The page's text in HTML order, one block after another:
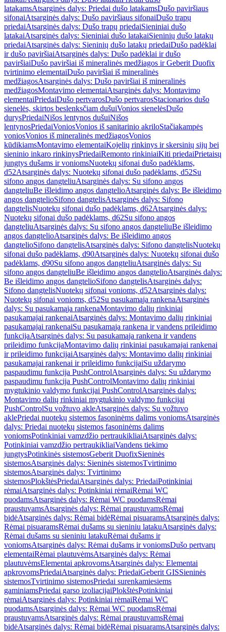
latakamsAtsarginės dalys: Priedai dušo latakamsDušo paviršiaus
sifonaiAtsarginės dalys: Dušo paviršiaus sifonaiDušo trapų
priedaiAtsarginės dalys: Dušo trapų priedaiSieniniai dušo
latakaiAtsarginės dalys: Sieniniai dušo latakaiSieninių dušo latakų
priedaiAtsarginės dalys: Sieninių dušo latakų priedaiDušo padėklai
ir dušo paviršiaiAtsarginės dalys: Dušo padėklai ir dušo
paviršiaiDušo paviršiai iš mineralinės medžiagos ir Geberit Duofix
tvirtinimo elementaiDušo paviršiai iš mineralinės
medžiagosAtsarginės dalys: Dušo paviršiai iš mineralinės
medžiagosMontavimo elementaiAtsarginės dalys: Montavimo
elementaiPriedaiDušo pertvarosDušo pertvarosStacionarios dušo
sienelės, skirtos beslenksčiam dušuiVonios sienelėsDušo
durysPriedaiNišos lentynos dušuiNišos
lentynosPriedaiVoniosVonios iš sanitarinio akriloStačiakampės
voniosVonios iš mineralinės medžiagosVonios
kūdikiamsMontavimo elementaiKojelių rinkinys ir skersinių sijų bei
sieninio inkaro rinkinysPriedaiRemonto rinkiniaiKiti priedaiPrietaisų
jungtys dušams ir voniomsNuotekų sifonai dušo padėklams,
d52Atsarginės dalys: Nuotekų sifonai dušo padėklams, d52Su
sifono angos dangteliuAtsarginės dalys: Su sifono angos
dangteliuBe išleidimo angos dangtelioAtsarginės dalys: Be išleidimo
angos dangtelioSifono dangtelisAtsarginės dalys: Sifono
dangtelisNuotekų sifonai dušo padėklams, d62Atsarginės dalys:
Nuotekų sifonai dušo padėklams, d62Su sifono angos
dangteliuAtsarginės dalys: Su sifono angos dangteliuBe išleidimo
angos dangtelioAtsarginės dalys: Be išleidimo angos
dangtelioSifono dangtelisAtsarginės dalys: Sifono dangtelisNuotekų
sifonai dušo padėklams, d90Atsarginės dalys: Nuotekų sifonai dušo
padėklams, d90Su sifono angos dangteliuAtsarginės dalys: Su
sifono angos dangteliuBe išleidimo angos dangtelioAtsarginės dalys:
Be išleidimo angos dangtelioSifono dangtelisAtsarginės dalys:
Sifono dangtelisNuotekų sifonai vonioms, d52Atsarginės dalys:
Nuotekų sifonai vonioms, d52Su pasukamąja rankenaAtsarginės
dalys: Su pasukamąja rankenaMontavimo dalių rinkiniai
pasukamajai rankenaiAtsarginės dalys: Montavimo dalių rinkiniai
pasukamajai rankenaiSu pasukamąja rankena ir vandens prileidimo
funkcijaAtsarginės dalys: Su pasukamąja rankena ir vandens
prileidimo funkcijaMontavimo dalių rinkiniai pasukamajai rankenai
ir prileidimo funkcijaiAtsarginės dalys: Montavimo dalių rinkiniai
pasukamajai rankenai ir prileidimo funkcijaiSu uždarymo
paspaudimu funkcija PushControlAtsarginės dalys: Su uždarymo
paspaudimu funkcija PushControlMontavimo dalių rinkiniai
mygtukinio valdymo funkcijai PushControlAtsarginės dalys:
Montavimo dalių rinkiniai mygtukinio valdymo funkcijai
PushControlSu vožtuvo akleAtsarginės dalys: Su vožtuvo
aklePriedai nuotekų sistemos fasoninėms dalims voniomsAtsarginės
dalys: Priedai nuotekų sistemos fasoninėms dalims
voniomsPotinkiniai vamzdžio pertraukikliaiAtsarginės dalys:
Potinkiniai vamzdžio pertraukikliaiVandens tiekimo
jungtysPotinkinės sistemosGeberit DuofixSieninės
sistemosAtsarginės dalys: Sieninės sistemosTvirtinimo
sistemosAtsarginės dalys: Tvirtinimo
sistemosPlokštėsPriedaiAtsarginės dalys: PriedaiPotinkiniai
rėmaiAtsarginės dalys: Potinkiniai rėmaiRėmai WC
puodamsAtsarginės dalys: Rėmai WC puodamsRėmai
praustuvamsAtsarginės dalys: Rėmai praustuvamsRėmai
bidėAtsarginės dalys: Rėmai bidėRėmai pisuaramsAtsarginės dalys:
Rėmai pisuaramsRėmai dušams su sieniniu latakuAtsarginės dalys:
Rėmai dušams su sieniniu latakuRėmai dušams ir
voniomsAtsarginės dalys: Rėmai dušams ir voniomsDušo pertvarų
elementaiRėmai plautuvėmsAtsarginės dalys: Rėmai
plautuvėmsElementai apkrovomsAtsarginės dalys: Elementai
apkrovomsPriedaiAtsarginės dalys: PriedaiGeberit GISSieninės
sistemosTvirtinimo sistemosPriedai surenkamiesiems
gaminiamsPriedai garso izoliacijaiPlokštėsPotinkiniai
rėmaiAtsarginės dalys: Potinkiniai rėmaiRėmai WC
puodamsAtsarginės dalys: Rėmai WC puodamsRėmai
praustuvamsAtsarginės dalys: Rėmai praustuvamsRėmai
bidėAtsarginės dalys: Rėmai bidėRėmai pisuaramsAtsarginės dalys: